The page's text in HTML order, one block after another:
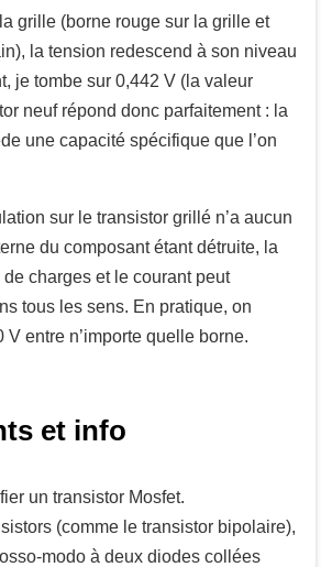
grille (borne rouge sur la grille et
la tension redescend à son niveau
je tombe sur 0,442 V (la valeur
neuf répond donc parfaitement : la
une capacité spécifique que l’on
sur le transistor grillé n’a aucun
du composant étant détruite, la
charges et le courant peut
tous les sens. En pratique, on
V entre n’importe quelle borne.
et info
un transistor Mosfet.
(comme le transistor bipolaire),
modo à deux diodes collées